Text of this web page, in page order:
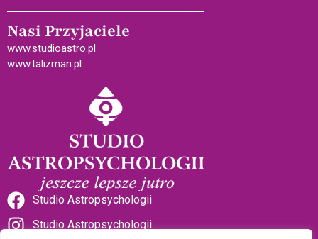
Nasi Przyjaciele
www.studioastro.pl
www.talizman.pl
Studio Astropsychologii
Studio Astropsychologii